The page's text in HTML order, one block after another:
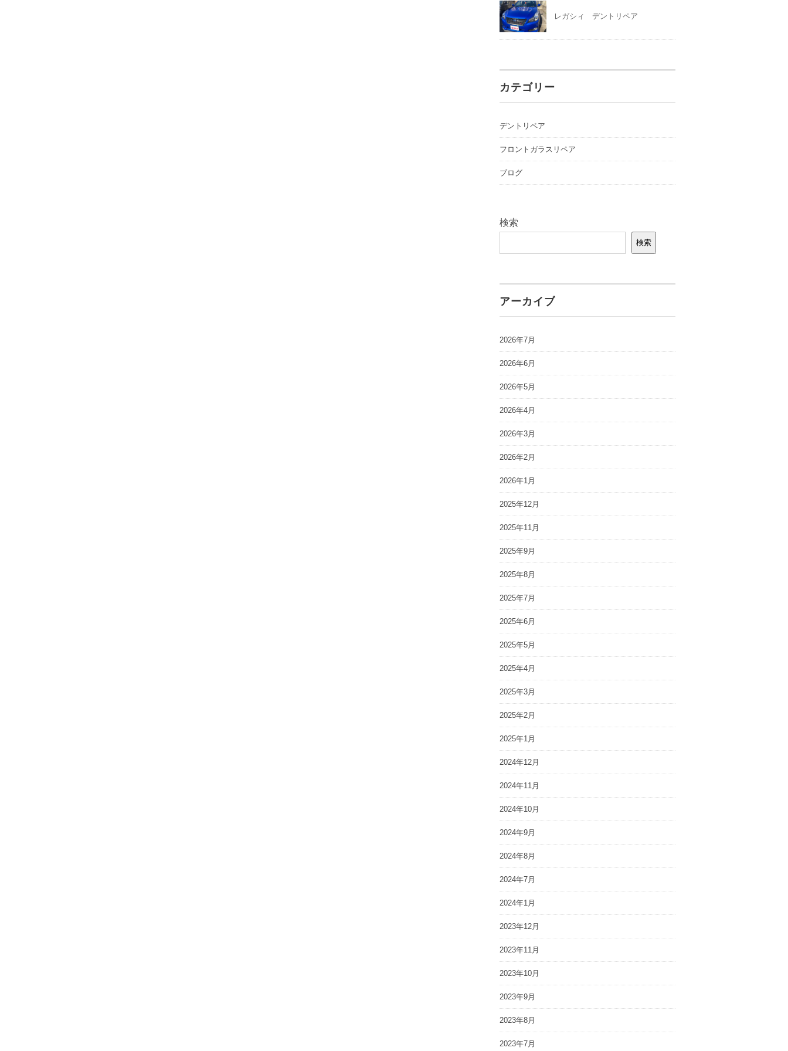
レガシィ デントリペア
カテゴリー
デントリペア
フロントガラスリペア
ブログ
検索
検索
アーカイブ
2026年7月
2026年6月
2026年5月
2026年4月
2026年3月
2026年2月
2026年1月
2025年12月
2025年11月
2025年9月
2025年8月
2025年7月
2025年6月
2025年5月
2025年4月
2025年3月
2025年2月
2025年1月
2024年12月
2024年11月
2024年10月
2024年9月
2024年8月
2024年7月
2024年1月
2023年12月
2023年11月
2023年10月
2023年9月
2023年8月
2023年7月